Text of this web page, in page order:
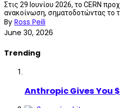
Στις 29 Ιουνίου 2026, το CERN
ανακοίνωση, σηματοδοτώντας το
By Ross Peili
June 30, 2026
Trending
Anthropic Gives You